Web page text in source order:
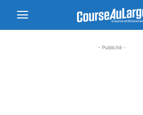
- Publicité -